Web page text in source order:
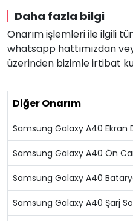
Daha fazla bilgi
Onarım işlemleri ile ilgili
whatsapp hattımızdan
üzerinden bizimle irtibat
Diğer Onarım
Samsung Galaxy A40 Ekran
Samsung Galaxy A40 Ön
Samsung Galaxy A40
Samsung Galaxy A40 Şarj